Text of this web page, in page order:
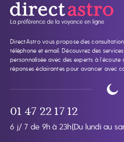
DirectAstro vous propose des
téléphone et email. Découvrez des
personnalisée avec des experts à
réponses éclairantes pour avancer avec
01 47 22 17 12
6 j/ 7 de 9h à 23h(Du lundi au